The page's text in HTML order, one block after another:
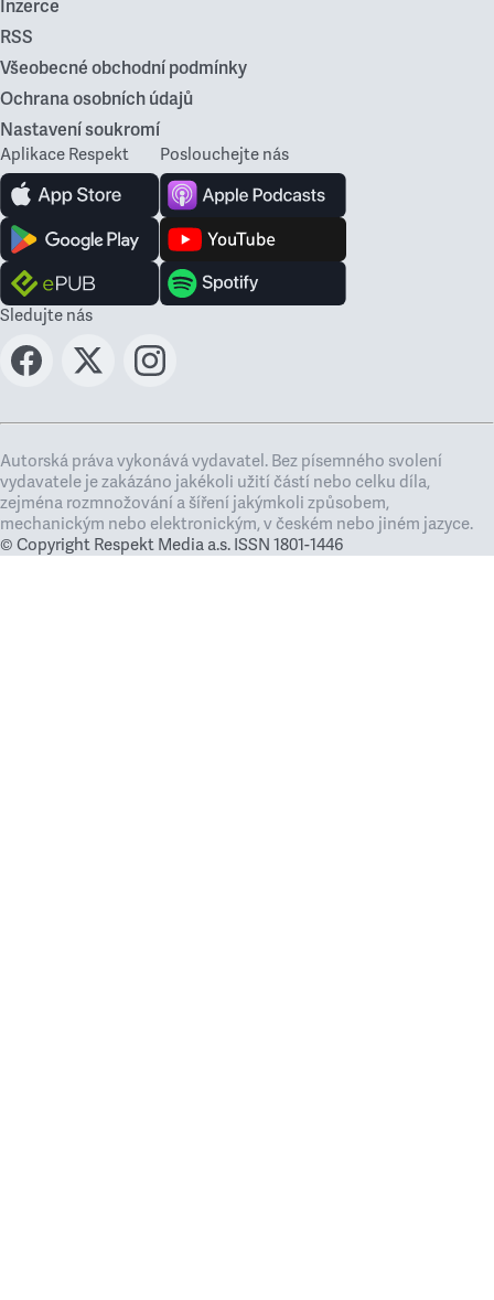
Inzerce
RSS
Všeobecné obchodní podmínky
Ochrana osobních údajů
Nastavení soukromí
Aplikace Respekt Poslouchejte nás
Sledujte nás
Autorská práva vykonává vydavatel. Bez písemného svolení
vydavatele je zakázáno jakékoli užití částí nebo celku díla,
zejména rozmnožování a šíření jakýmkoli způsobem,
mechanickým nebo elektronickým, v českém nebo jiném jazyce.
© Copyright Respekt Media a.s. ISSN 1801-1446